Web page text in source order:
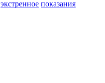
экстренное показания